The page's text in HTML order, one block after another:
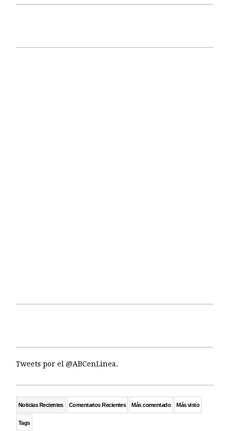
Tweets por el @ABCenLinea.
Noticias Recientes Comentarios Recientes Más comentado Más visto
Tags